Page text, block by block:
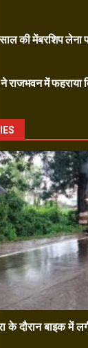
की मेंबरशिप लेना
राजभवन में फहराया
के दौरान बाइक में